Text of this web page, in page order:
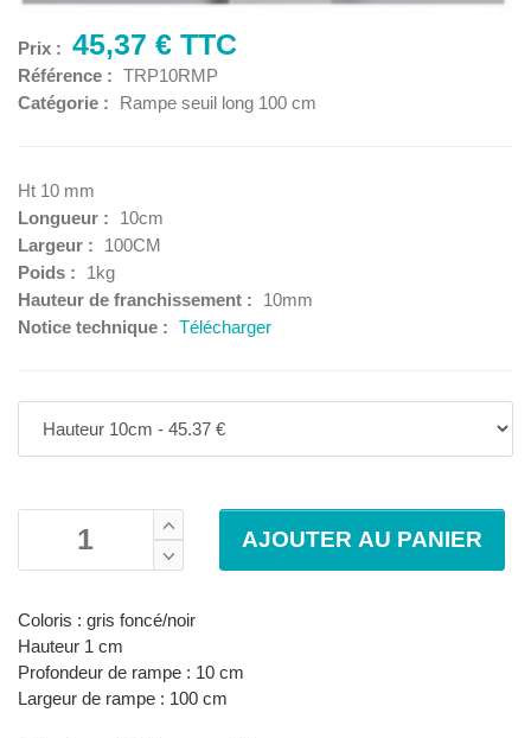
Prix : 45,37 € TTC
Référence : TRP10RMP
Catégorie :
Rampe seuil long 100 cm
Ht 10 mm
Longueur :
10cm
Largeur :
100CM
Poids :
1kg
Hauteur de franchissement :
10mm
Notice technique : Télécharger
Coloris : gris foncé/noir
Hauteur 1 cm
Profondeur de rampe : 10 cm
Largeur de rampe : 100 cm